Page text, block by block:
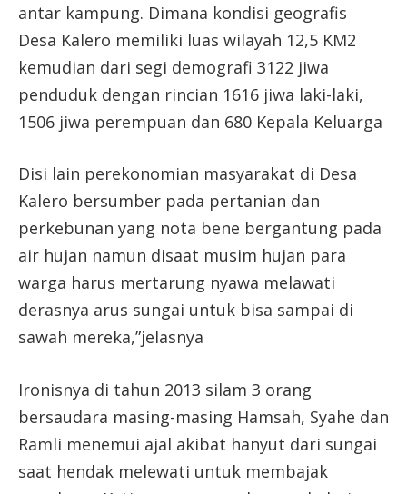
antar kampung. Dimana kondisi geografis
Desa Kalero memiliki luas wilayah 12,5 KM2
kemudian dari segi demografi 3122 jiwa
penduduk dengan rincian 1616 jiwa laki-laki,
1506 jiwa perempuan dan 680 Kepala Keluarga
Disi lain perekonomian masyarakat di Desa
Kalero bersumber pada pertanian dan
perkebunan yang nota bene bergantung pada
air hujan namun disaat musim hujan para
warga harus mertarung nyawa melawati
derasnya arus sungai untuk bisa sampai di
sawah mereka,”jelasnya
Ironisnya di tahun 2013 silam 3 orang
bersaudara masing-masing Hamsah, Syahe dan
Ramli menemui ajal akibat hanyut dari sungai
saat hendak melewati untuk membajak